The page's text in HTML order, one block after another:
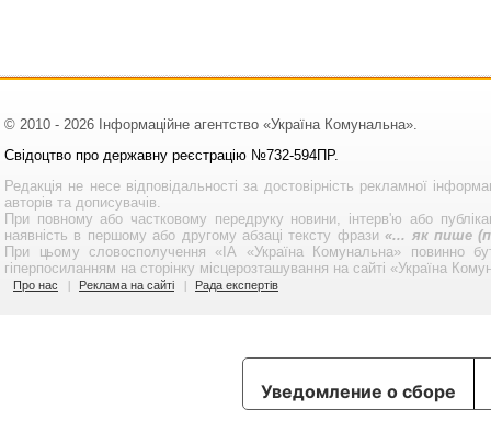
© 2010 - 2026 Інформаційне агентство «Україна Комунальна».
Свідоцтво про державну реєстрацію №732-594ПР.
Редакція не несе відповідальності за достовірність рекламної
авторів та дописувачів.
При повному або частковому передруку новини, інтерв'ю або
наявність в першому або другому абзаці тексту фрази«... як пише
При цьому словосполучення «ІА «Україна Комунальна» повинно
гіперпосиланням на сторінку місцерозташування на сайті «Україна
Про нас Реклама на сайті Рада експертів
Уведомление о сборе